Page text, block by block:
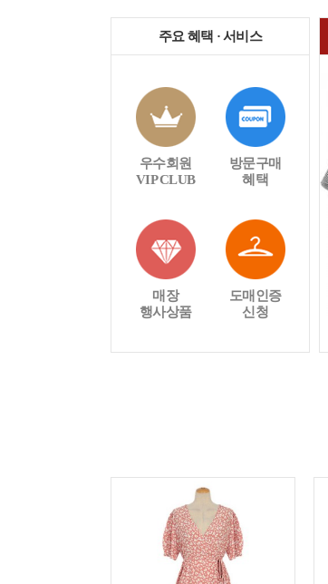
주요 혜택 · 서비스
우수회원
VIP CLUB
방문구매
혜택
매장
행사상품
도매인증
신청